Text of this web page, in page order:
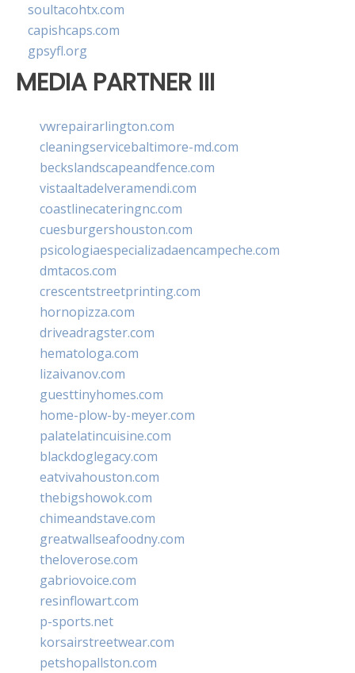
soultacohtx.com
capishcaps.com
gpsyfl.org
MEDIA PARTNER III
vwrepairarlington.com
cleaningservicebaltimore-md.com
beckslandscapeandfence.com
vistaaltadelveramendi.com
coastlinecateringnc.com
cuesburgershouston.com
psicologiaespecializadaencampeche.com
dmtacos.com
crescentstreetprinting.com
hornopizza.com
driveadragster.com
hematologa.com
lizaivanov.com
guesttinyhomes.com
home-plow-by-meyer.com
palatelatincuisine.com
blackdoglegacy.com
eatvivahouston.com
thebigshowok.com
chimeandstave.com
greatwallseafoodny.com
theloverose.com
gabriovoice.com
resinflowart.com
p-sports.net
korsairstreetwear.com
petshopallston.com